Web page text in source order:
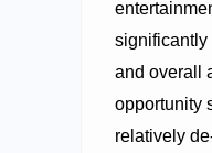
significantly
and overall
opportunity
relatively